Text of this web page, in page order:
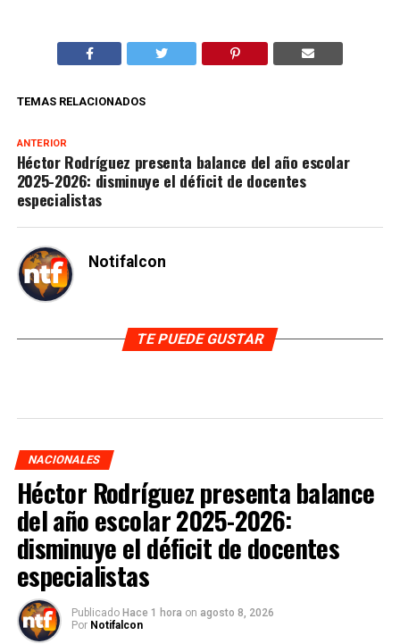
TEMAS RELACIONADOS
ANTERIOR
Héctor Rodríguez presenta balance del año escolar
2025-2026: disminuye el déficit de docentes
especialistas
Notifalcon
TE PUEDE GUSTAR
NACIONALES
Héctor Rodríguez presenta balance
del año escolar 2025-2026:
disminuye el déficit de docentes
especialistas
Publicado Hace 1 hora on agosto 8, 2026
Por Notifalcon